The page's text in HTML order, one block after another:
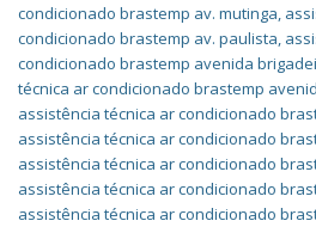
condicionado brastemp av. mutinga,
condicionado brastemp av. paulista,
condicionado brastemp avenida
técnica ar condicionado brastemp
assistência técnica ar condicionado
assistência técnica ar condicionado
assistência técnica ar condicionado
assistência técnica ar condicionado
assistência técnica ar condicionado